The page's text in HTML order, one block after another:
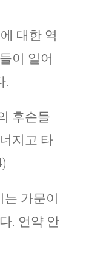
대한 역
이 일어
.
후손들
지고 타
가문이
. 언약 안